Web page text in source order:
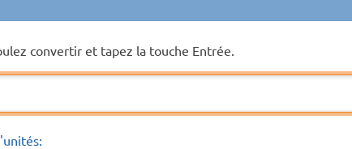
convertir et tapez la touche Entrée.